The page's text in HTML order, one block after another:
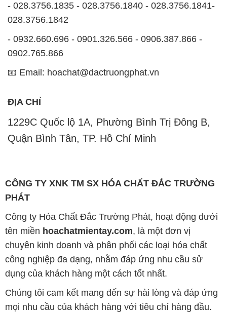
- 028.3756.1835 - 028.3756.1840 - 028.3756.1841-
028.3756.1842
- 0932.660.696 - 0901.326.566 - 0906.387.866 -
0902.765.866
📧 Email: hoachat@dactruongphat.vn
ĐỊA CHỈ
1229C Quốc lộ 1A, Phường Bình Trị Đông B,
Quận Bình Tân, TP. Hồ Chí Minh
CÔNG TY XNK TM SX HÓA CHẤT ĐẮC TRƯỜNG
PHÁT
Công ty Hóa Chất Đắc Trường Phát, hoạt động dưới
tên miền hoachatmientay.com, là một đơn vị
chuyên kinh doanh và phân phối các loại hóa chất
công nghiệp đa dạng, nhằm đáp ứng nhu cầu sử
dụng của khách hàng một cách tốt nhất.
Chúng tôi cam kết mang đến sự hài lòng và đáp ứng
mọi nhu cầu của khách hàng với tiêu chí hàng đầu.